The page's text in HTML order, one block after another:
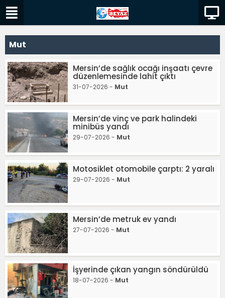
Mut
Mersin’de sağlık ocağı inşaatı çevre
düzenlemesinde lahit çıktı
31-07-2026 - Mut
Mersin’de vinç ve park halindeki
minibüs yandı
29-07-2026 - Mut
Motosiklet otomobile çarptı: 2 yaralı
29-07-2026 - Mut
Mersin’de metruk ev yandı
27-07-2026 - Mut
İşyerinde çıkan yangın söndürüldü
18-07-2026 - Mut